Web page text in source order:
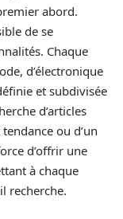
abord.
de se
Chaque
d’électronique
et subdivisée
d’articles
ou d’un
d’offrir une
à chaque
recherche.